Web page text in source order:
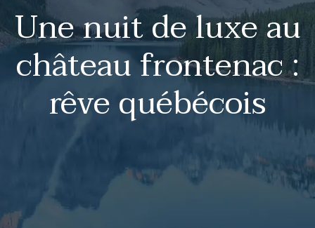
Une nuit de luxe au
château frontenac :
rêve québécois